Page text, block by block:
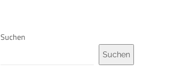
Suchen
Suchen